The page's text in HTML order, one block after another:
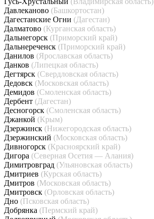
Давлеканово (Башкортостан)
Дагестанские Огни (Дагестан)
Далматово (Курганская область)
Дальнегорск (Приморский край)
Дальнереченск (Приморский край)
Данилов (Ярославская область)
Данков (Липецкая область)
Дегтярск (Свердловская область)
Дедовск (Московская область)
Демидов (Смоленская область)
Дербент (Дагестан)
Десногорск (Смоленская область)
Джанкой (Крым)
Дзержинск (Нижегородская область)
Дзержинский (Московская область)
Дивногорск (Красноярский край)
Дигора (Северная Осетия — Алания)
Димитровград (Ульяновская область)
Дмитриев (Курская область)
Дмитров (Московская область)
Дмитровск (Орловская область)
Дно (Псковская область)
Добрянка (Пермский край)